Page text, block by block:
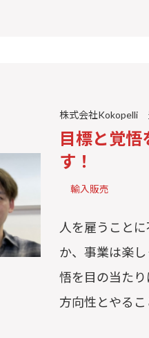
株式会社Kokopelli
目標と覚悟
す！
輸入販売
人を雇うこと
か、事業は楽
悟を目の当た
方向性とやる